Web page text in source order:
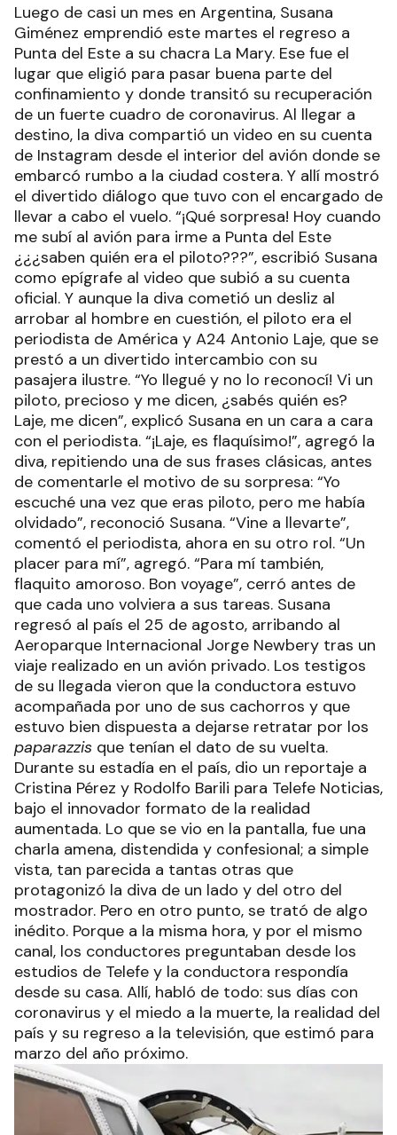
Luego de casi un mes en Argentina, Susana
Giménez emprendió este martes el regreso a
Punta del Este a su chacra La Mary. Ese fue el
lugar que eligió para pasar buena parte del
confinamiento y donde transitó su recuperación
de un fuerte cuadro de coronavirus. Al llegar a
destino, la diva compartió un video en su cuenta
de Instagram desde el interior del avión donde se
embarcó rumbo a la ciudad costera. Y allí mostró
el divertido diálogo que tuvo con el encargado de
llevar a cabo el vuelo. “¡Qué sorpresa! Hoy cuando
me subí al avión para irme a Punta del Este
¿¿¿saben quién era el piloto???”, escribió Susana
como epígrafe al video que subió a su cuenta
oficial. Y aunque la diva cometió un desliz al
arrobar al hombre en cuestión, el piloto era el
periodista de América y A24 Antonio Laje, que se
prestó a un divertido intercambio con su
pasajera ilustre. “Yo llegué y no lo reconocí! Vi un
piloto, precioso y me dicen, ¿sabés quién es?
Laje, me dicen”, explicó Susana en un cara a cara
con el periodista. “¡Laje, es flaquísimo!”, agregó la
diva, repitiendo una de sus frases clásicas, antes
de comentarle el motivo de su sorpresa: “Yo
escuché una vez que eras piloto, pero me había
olvidado”, reconoció Susana. “Vine a llevarte”,
comentó el periodista, ahora en su otro rol. “Un
placer para mí”, agregó. “Para mí también,
flaquito amoroso. Bon voyage”, cerró antes de
que cada uno volviera a sus tareas. Susana
regresó al país el 25 de agosto, arribando al
Aeroparque Internacional Jorge Newbery tras un
viaje realizado en un avión privado. Los testigos
de su llegada vieron que la conductora estuvo
acompañada por uno de sus cachorros y que
estuvo bien dispuesta a dejarse retratar por los
paparazzis que tenían el dato de su vuelta.
Durante su estadía en el país, dio un reportaje a
Cristina Pérez y Rodolfo Barili para Telefe Noticias,
bajo el innovador formato de la realidad
aumentada. Lo que se vio en la pantalla, fue una
charla amena, distendida y confesional; a simple
vista, tan parecida a tantas otras que
protagonizó la diva de un lado y del otro del
mostrador. Pero en otro punto, se trató de algo
inédito. Porque a la misma hora, y por el mismo
canal, los conductores preguntaban desde los
estudios de Telefe y la conductora respondía
desde su casa. Allí, habló de todo: sus días con
coronavirus y el miedo a la muerte, la realidad del
país y su regreso a la televisión, que estimó para
marzo del año próximo.